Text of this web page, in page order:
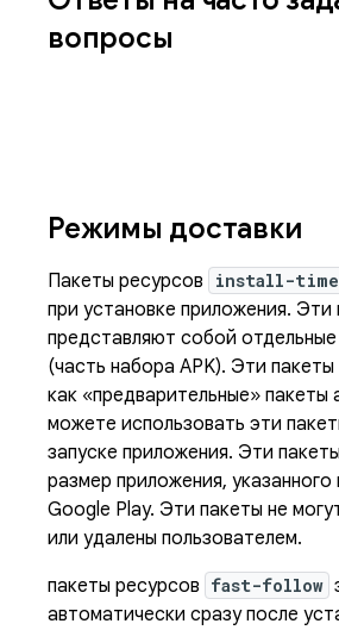
вопросы
Режимы доставки
Пакеты ресурсов install-time
при установке приложения. Эти
представляют собой
(часть набора APK). Эти
как «предварительные» пакеты
можете использовать эти
запуске приложения. Эти
размер приложения, указанного
Google Play. Эти пакеты не
или удалены пользователем.
пакеты ресурсов fast-follow
автоматически сразу после